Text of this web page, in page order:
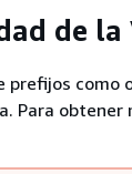
de la
prefijos
Para